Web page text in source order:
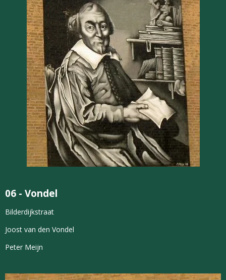
06 - Vondel
Bilderdijkstraat
Joost van den Vondel
Peter Meijn